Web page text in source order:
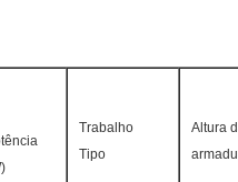
Trabalho
Tipo
Altura